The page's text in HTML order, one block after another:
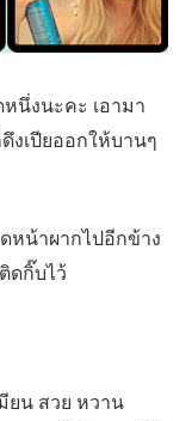
นึ่งนะคะ เอามา
งเปียออกให้บานๆ
หน้าผากไปอีกข้าง
ดกิ๊บไว้
ยน สวย หวาน